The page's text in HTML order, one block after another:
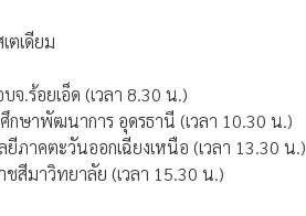
ตเดียม
จ.ร้อยเอ็ด (เวลา 8.30 น.)
กษาพัฒนาการ อุดรธานี (เวลา 10.30 น.)
ภาคตะวันออกเฉียงเหนือ (เวลา 13.30 น.)
ชสีมาวิทยาลัย (เวลา 15.30 น.)